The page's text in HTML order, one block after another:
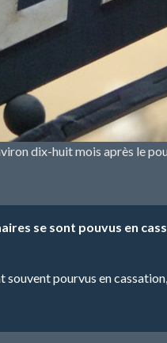
dix-huit mois après le
se sont pouvus en
souvent pourvus en